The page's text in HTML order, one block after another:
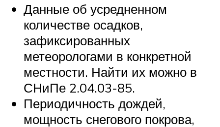
Данные об усредненном
количестве осадков,
зафиксированных
метеорологами в конкретной
местности. Найти их можно в
СНиПе 2.04.03-85.
Периодичность дождей,
мощность снегового покрова,